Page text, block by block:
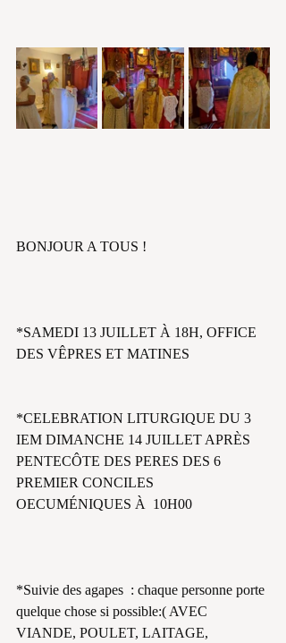
BONJOUR A TOUS !
*SAMEDI 13 JUILLET À 18H, OFFICE
DES VÊPRES ET MATINES
*CELEBRATION LITURGIQUE DU 3
IEM DIMANCHE 14 JUILLET APRÈS
PENTECÔTE DES PERES DES 6
PREMIER CONCILES
OECUMÉNIQUES À  10H00
*Suivie des agapes  : chaque personne porte
quelque chose si possible:( AVEC
VIANDE, POULET, LAITAGE,